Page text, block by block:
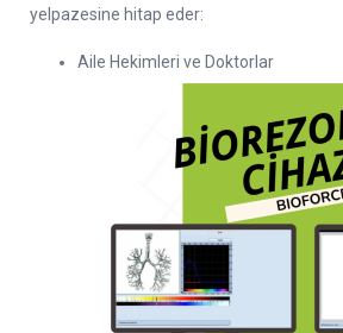
yelpazesine hitap eder:
Aile Hekimleri ve Doktorlar